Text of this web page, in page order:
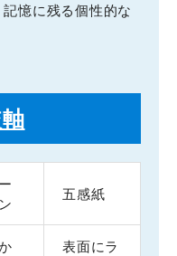
憶に残る個性的な
五感紙
表面にラ